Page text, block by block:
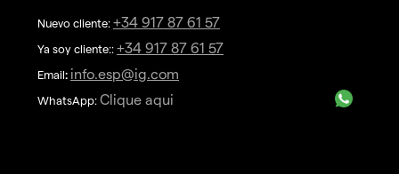
Nuevo cliente: +34 917 87 61 57
Ya soy cliente:: +34 917 87 61 57
Email: info.esp@ig.com
WhatsApp: Clique aqui